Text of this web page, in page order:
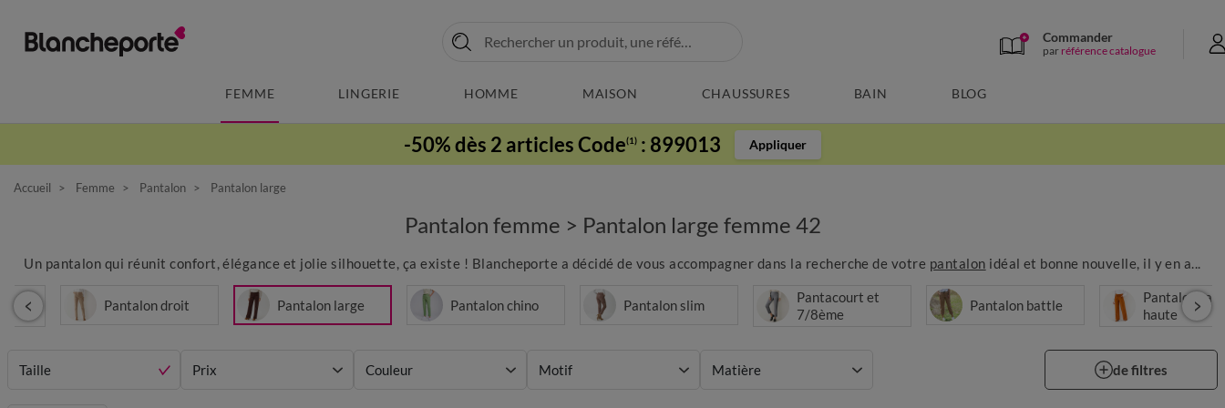
Commander
par référence catalogue
FEMME LINGERIE HOMME MAISON CHAUSSURES BAIN BLOG
-50% dès 2 articles Code(1) : 899013 Appliquer
Accueil Femme Pantalon Pantalon large
Pantalon femme > Pantalon large femme 42
Un pantalon qui réunit confort, élégance et jolie silhouette, ça existe ! Blancheporte a décidé de vous accompagner dans la recherche de votre pantalon idéal et bonne nouvelle, il y en a...
Pantalon droit Pantalon large Pantalon chino Pantalon slim
Pantacourt et
7/8ème
Pantalon battle
Pantalon
haute
Taille Prix Couleur Motif Matière de filtres